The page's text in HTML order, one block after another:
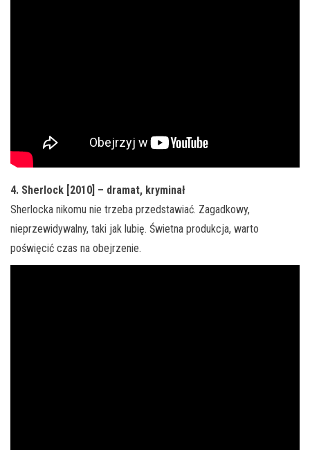
4. Sherlock [2010] – dramat, kryminał
Sherlocka nikomu nie trzeba przedstawiać. Zagadkowy,
nieprzewidywalny, taki jak lubię. Świetna produkcja, warto
poświęcić czas na obejrzenie.